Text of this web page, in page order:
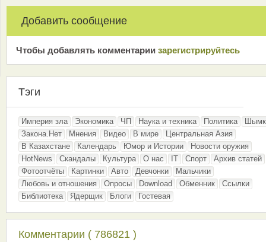
Добавить сообщение
Чтобы добавлять комментарии зарeгиcтрирyйтeсь
Тэги
Империя зла Экономика ЧП Наука и техника Политика
Закона.Нет
Мнения Видео В мире
Центральная Азия
В Казахстане
Календарь Юмор и Истории
Новости оружия
HotNews
Скандалы Культура О нас IT Спорт
Архив статей
Фотоотчёты
Картинки Авто Девчонки
Мальчики
Любовь и отношения
Опросы Download Обменник
Ссылки
Библиотека
Ядерщик Блоги Гостевая
Комментарии ( 786821 )